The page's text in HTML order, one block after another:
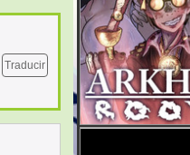
Traducir